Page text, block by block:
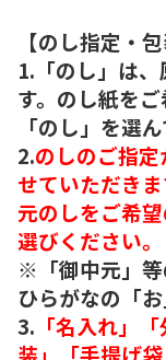
【のし指定・
1.「のし」は
す。のし紙を
「のし」を選
2.のしのご指
せていただき
元のしをご希
選びください。
※「御中元」等
ひらがなの「
3. 「名入れ」
装」「手提げ